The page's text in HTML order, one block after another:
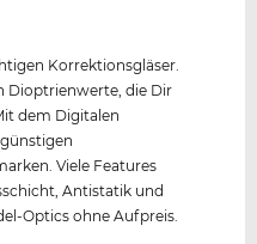
Korrektionsgläser.
Dioptrienwerte, die Dir
dem Digitalen
Viele Features
Antistatik und
Optics ohne Aufpreis.